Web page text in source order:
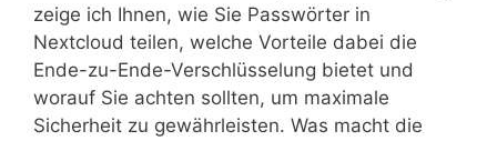
zeige ich Ihnen, wie Sie Passwörter in
Nextcloud teilen, welche Vorteile dabei die
Ende-zu-Ende-Verschlüsselung bietet und
worauf Sie achten sollten, um maximale
Sicherheit zu gewährleisten. Was macht die